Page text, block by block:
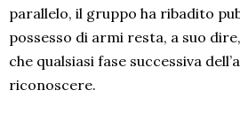
parallelo, il gruppo ha ribadito
possesso di armi resta, a suo
che qualsiasi fase successiva
riconoscere.